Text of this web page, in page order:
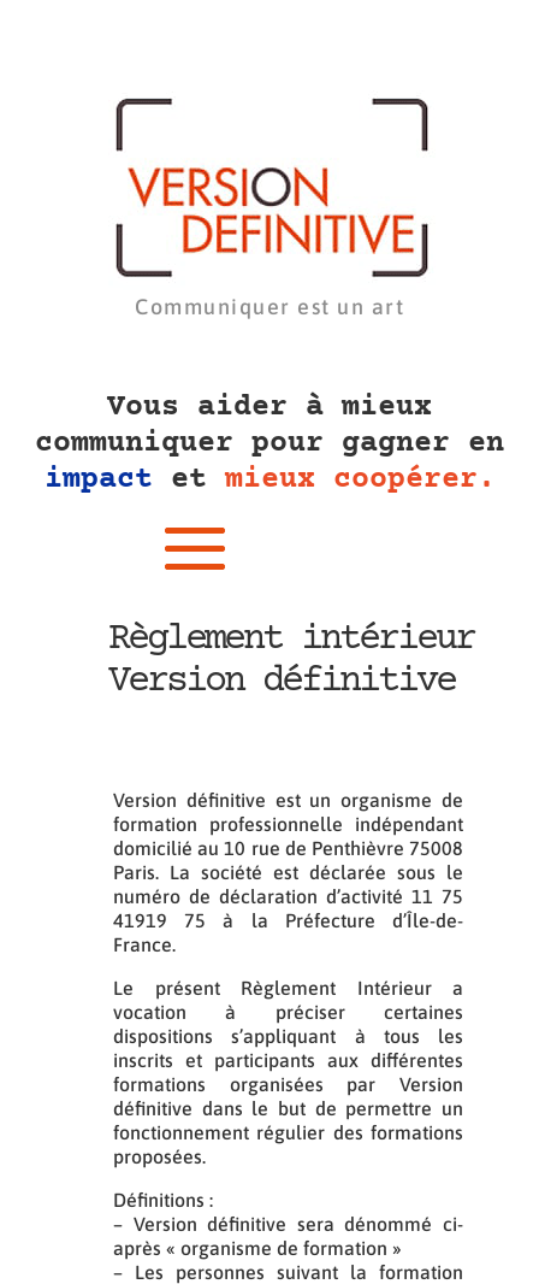
Communiquer est un art
Vous aider à mieux
communiquer pour gagner en
impact etmieux coopérer.
Règlement intérieur
Version définitive
Version définitive est un organisme de
formation professionnelle indépendant
domicilié au 10 rue de Penthièvre 75008
Paris. La société est déclarée sous le
numéro de déclaration d’activité 11 75
41919 75 à la Préfecture d’Île-de-
France.
Le présent Règlement Intérieur a
vocation à préciser certaines
dispositions s’appliquant à tous les
inscrits et participants aux différentes
formations organisées par Version
définitive dans le but de permettre un
fonctionnement régulier des formations
proposées.
Définitions :
– Version définitive sera dénommé ci-
après « organisme de formation »
– Les personnes suivant la formation